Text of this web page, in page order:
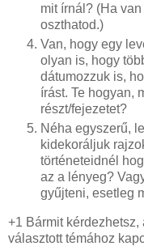
mit írnál? (Ha
oszthatod.)
Van, hogy egy
olyan is, hogy
dátumozzuk is,
írást. Te hogyan,
részt/fejezetet?
Néha egyszerű,
kidekoráljuk
történeteidnél
az a lényeg?
gyűjteni, esetleg
+1 Bármit
választott témához